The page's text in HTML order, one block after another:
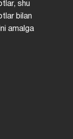
shu
bilan
amalga